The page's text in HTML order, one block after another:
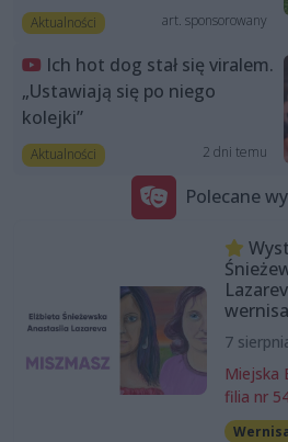
Aktualności art. sponsorowany
Ich hot dog stał się viralem.
„Ustawiają się po niego
kolejki”
Aktualności 2 dni temu
Polecane
7
Miejska
filia nr